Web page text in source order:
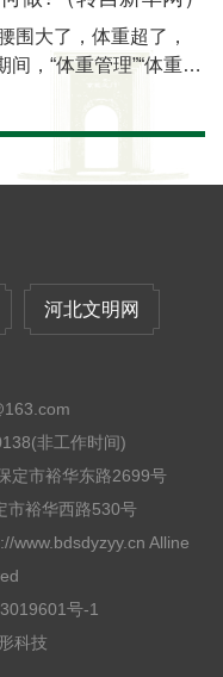
围大了，体重超了，
，“体重管理”“体重管
”，推动应对慢性病防
阻塞性睡眠呼吸暂停综
晚起夜七八次。年纪
体重最重时飙升至近
言。肥胖症，一种由
平提高，我国居民生活
重、肥胖已成为危害群
中国居民营养与慢性病
成人超重率和肥胖率
增趋势。国家卫生健康
2024年版）》也指
效遏制，2030年我国
和31.8%。肥胖不
隐形推手。体重异常，
河北文明网
非工作时间)
定市裕华东路2699号
市裕华西路530号
www.bdsdyzyy.cn Alline
号-1
科技